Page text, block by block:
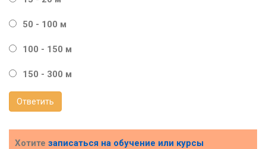
50 - 100 м
100 - 150 м
150 - 300 м
Ответить
Хотите записаться на обучение или курсы